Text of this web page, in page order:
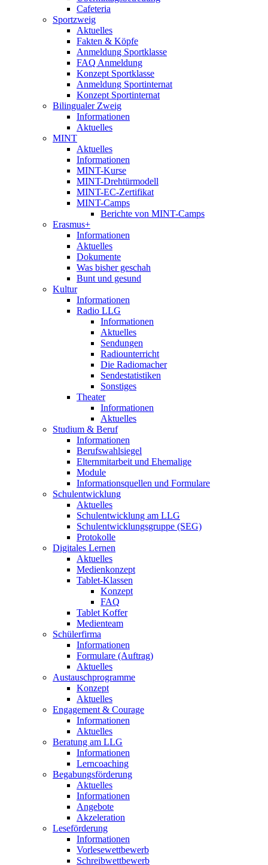
Cafeteria
Sportzweig
Aktuelles
Fakten & Köpfe
Anmeldung Sportklasse
FAQ Anmeldung
Konzept Sportklasse
Anmeldung Sportinternat
Konzept Sportinternat
Bilingualer Zweig
Informationen
Aktuelles
MINT
Aktuelles
Informationen
MINT-Kurse
MINT-Drehtürmodell
MINT-EC-Zertifikat
MINT-Camps
Berichte von MINT-Camps
Erasmus+
Informationen
Aktuelles
Dokumente
Was bisher geschah
Bunt und gesund
Kultur
Informationen
Radio LLG
Informationen
Aktuelles
Sendungen
Radiounterricht
Die Radiomacher
Sendestatistiken
Sonstiges
Theater
Informationen
Aktuelles
Studium & Beruf
Informationen
Berufswahlsiegel
Elternmitarbeit und Ehemalige
Module
Informationsquellen und Formulare
Schulentwicklung
Aktuelles
Schulentwicklung am LLG
Schulentwicklungsgruppe (SEG)
Protokolle
Digitales Lernen
Aktuelles
Medienkonzept
Tablet-Klassen
Konzept
FAQ
Tablet Koffer
Medienteam
Schülerfirma
Informationen
Formulare (Auftrag)
Aktuelles
Austauschprogramme
Konzept
Aktuelles
Engagement & Courage
Informationen
Aktuelles
Beratung am LLG
Informationen
Lerncoaching
Begabungsförderung
Aktuelles
Informationen
Angebote
Akzeleration
Leseförderung
Informationen
Vorlesewettbewerb
Schreibwettbewerb